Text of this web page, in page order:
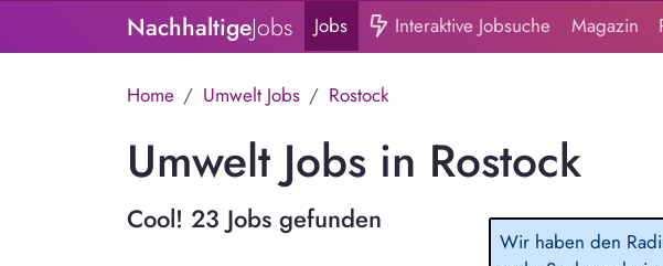
NachhaltigeJobs Jobs Interaktive Jobsuche Magazin
Home Umwelt Jobs Rostock
Umwelt Jobs in Rostock
Cool! 23 Jobs gefunden
Wir haben den